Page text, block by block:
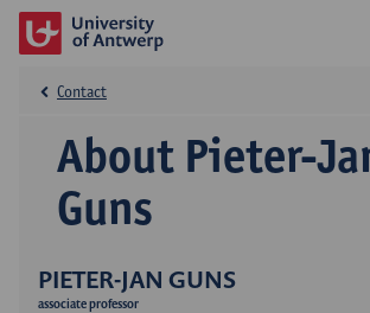
PIETER-JAN GUNS
associate professor
About Pieter-
Guns
Contact